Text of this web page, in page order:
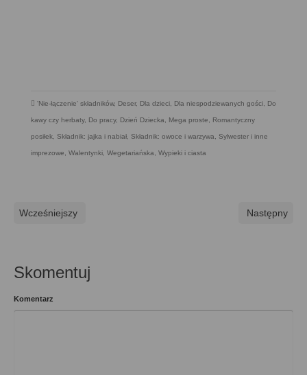
'Nie-łączenie' składników, Deser, Dla dzieci Dla niespodziewanych gości Do
kawy czy herbaty, Do pracy, Dzień Dziecka Mega proste Romantyczny
posiłek Składnik: jajka i nabiał Składnik: owoce i warzywa Sylwester i inne
imprezowe Walentynki Wegetariańska Wypieki i ciasta
Wcześniejszy Następny
Skomentuj
Komentarz